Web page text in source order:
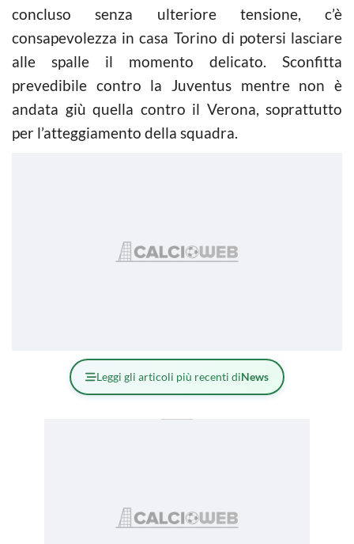
concluso senza ulteriore tensione, c’è
consapevolezza in casa Torino di potersi lasciare
alle spalle il momento delicato. Sconfitta
prevedibile contro la Juventus mentre non è
andata giù quella contro il Verona, soprattutto
per l’atteggiamento della squadra.
Leggi gli articoli più recenti diNews